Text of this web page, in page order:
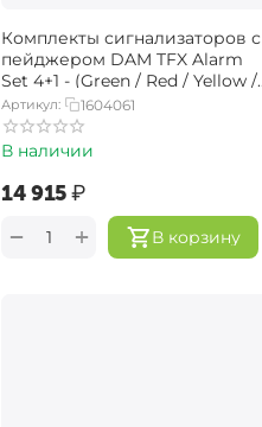
Комплекты сигнализаторов с
пейджером DAM TFX Alarm
Set 4+1 - (Green / Red / Yellow /
Blue)
Артикул: 1604061
В наличии
‍14 915‍₽
В корзину
+
−